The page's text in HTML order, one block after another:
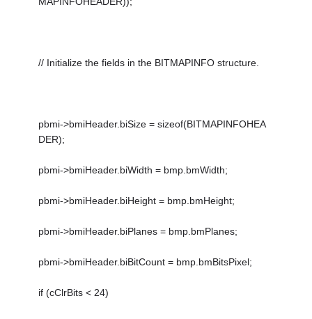
// Initialize the fields in the BITMAPINFO structure.
pbmi->bmiHeader.biSize = sizeof(BITMAPINFOHEA
DER);
pbmi->bmiHeader.biWidth = bmp.bmWidth;
pbmi->bmiHeader.biHeight = bmp.bmHeight;
pbmi->bmiHeader.biPlanes = bmp.bmPlanes;
pbmi->bmiHeader.biBitCount = bmp.bmBitsPixel;
if (cClrBits < 24)